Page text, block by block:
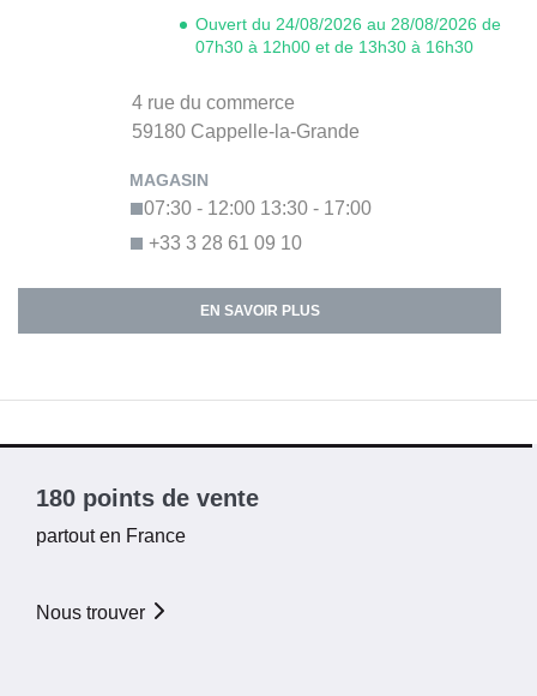
4 rue du commerce
59180 Cappelle-la-Grande
+33 3 28 61 09 10
07:30 - 12:00 13:30 - 17:00
Ouvert du 24/08/2026 au 28/08/2026 de
07h30 à 12h00 et de 13h30 à 16h30
EN SAVOIR PLUS
180 points de vente
partout en France
Nous trouver